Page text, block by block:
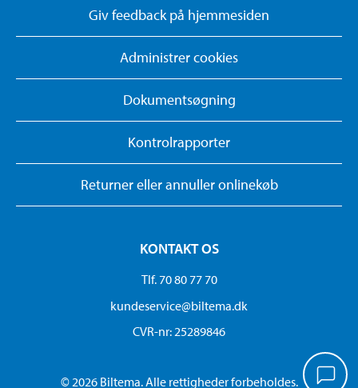
Giv feedback på hjemmesiden
Administrer cookies
Dokumentsøgning
Kontrolrapporter
Returner eller annuller onlinekøb
KONTAKT OS
Tlf. 70 80 77 70
kundeservice@biltema.dk
CVR-nr: 25289846
© 2026 Biltema. Alle rettigheder forbeholdes.